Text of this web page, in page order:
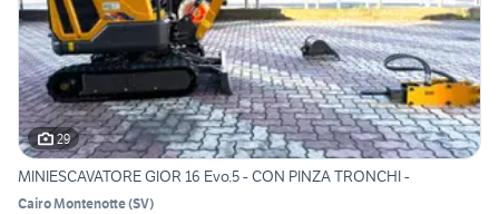
29
MINIESCAVATORE GIOR 16 Evo.5 - CON PINZA TRONCHI -
Cairo Montenotte(SV)